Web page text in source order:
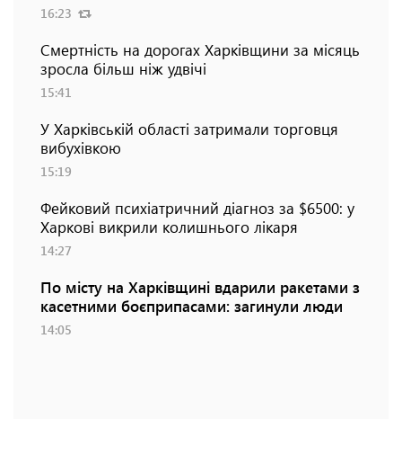
16:23
Смертність на дорогах Харківщини за місяць
зросла більш ніж удвічі
15:41
У Харківській області затримали торговця
вибухівкою
15:19
Фейковий психіатричний діагноз за $6500: у
Харкові викрили колишнього лікаря
14:27
По місту на Харківщині вдарили ракетами з
касетними боєприпасами: загинули люди
14:05